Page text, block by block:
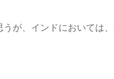
が、インドにおいては